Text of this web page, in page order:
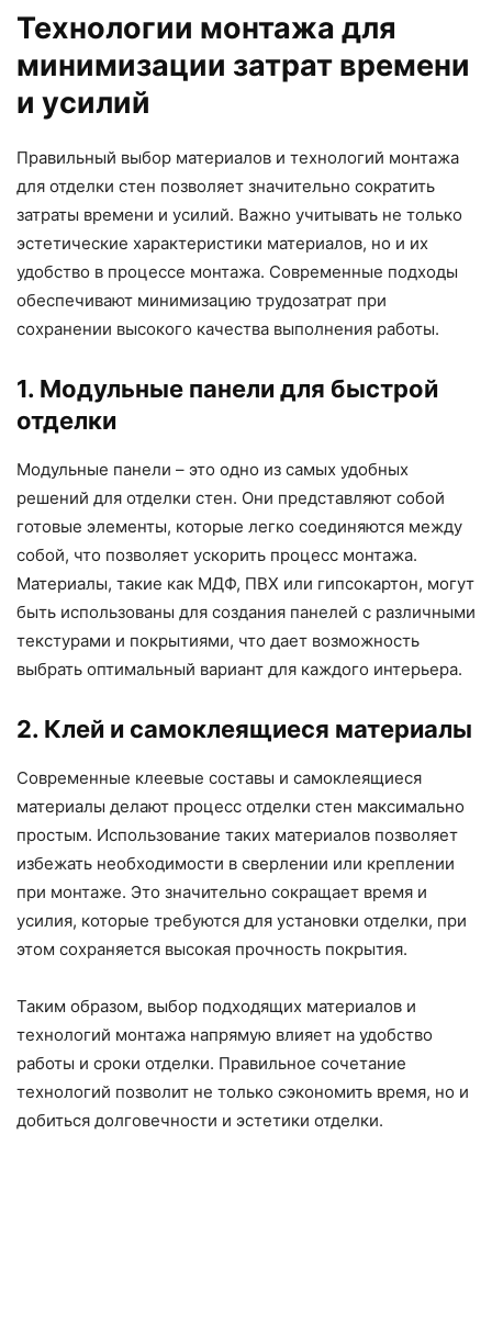
Технологии монтажа для
минимизации затрат времени
и усилий
Правильный выбор материалов и технологий монтажа
для отделки стен позволяет значительно сократить
затраты времени и усилий. Важно учитывать не только
эстетические характеристики материалов, но и их
удобство в процессе монтажа. Современные подходы
обеспечивают минимизацию трудозатрат при
сохранении высокого качества выполнения работы.
1. Модульные панели для быстрой
отделки
Модульные панели – это одно из самых удобных
решений для отделки стен. Они представляют собой
готовые элементы, которые легко соединяются между
собой, что позволяет ускорить процесс монтажа.
Материалы, такие как МДФ, ПВХ или гипсокартон, могут
быть использованы для создания панелей с различными
текстурами и покрытиями, что дает возможность
выбрать оптимальный вариант для каждого интерьера.
2. Клей и самоклеящиеся материалы
Современные клеевые составы и самоклеящиеся
материалы делают процесс отделки стен максимально
простым. Использование таких материалов позволяет
избежать необходимости в сверлении или креплении
при монтаже. Это значительно сокращает время и
усилия, которые требуются для установки отделки, при
этом сохраняется высокая прочность покрытия.
Таким образом, выбор подходящих материалов и
технологий монтажа напрямую влияет на удобство
работы и сроки отделки. Правильное сочетание
технологий позволит не только сэкономить время, но и
добиться долговечности и эстетики отделки.